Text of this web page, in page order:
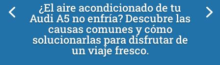
¿El aire acondicionado de tu
Audi A5 no enfría? Descubre las
causas comunes y cómo
solucionarlas para disfrutar de
un viaje fresco.